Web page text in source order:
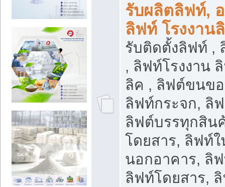
รับผลิตลิฟท์,
ลิฟท์ โรงงาน
รับติดตั้งลิฟท์ ,
, ลิฟท์โรงงาน
ลิค , ลิฟต์ขนข
ลิฟท์กระจก, ลิ
ลิฟต์บรรทุกสิน
โดยสาร, ลิฟท์
นอกอาคาร, ลิ
ลิฟท์โดยสาร,